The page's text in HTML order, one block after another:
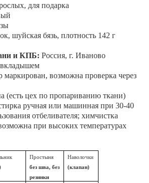
для подарка
шуйская бязь, плотность 142 г
и КПБ: Россия, г. Иваново
маркирован, возможна проверка через
(есть цех по пропариванию ткани)
ручная или машинная при 30-40
отбеливателя; химчистка
при высоких температурах
Простыня
без шва, без
резинки
Наволочки
(клапан)